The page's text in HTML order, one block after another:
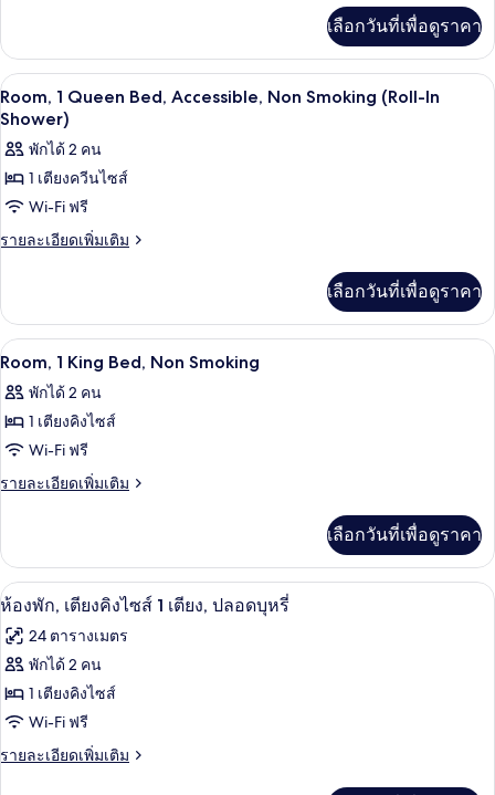
ไซส์
1
เตียง,
พร้อม
สิ่ง
อำนวย
ความ
พิการ,
ปลอด
บุหรี่
(Roll-
In
เกี่ยว
กับ
ห้อง
พัก,
ควีน
ไซส์
เตียง,
พร้อม
สิ่ง
สะดวก
สำหรับ
ผู้
พิการ,
ปลอด
บุหรี่
(Roll-
In
Shower)
เลือกวันที่เพื่อดูราคา
เปิด
ภาพถ่าย
ทั้งหมด
ของ
Room,
1
Accessible,
Non
Smoking
(Roll-
In
Shower)
เตียงพร้อมฟูกเสริมที่นอน, ตู้นิรภัยในห้
16
Room, 1 Queen Bed, Accessible, Non Smoking (Roll-In
Shower)
พักได้ 2 คน
1 เตียงควีนไซส์
Wi-Fi ฟรี
รายละเอียดเพิ่มเติม
ราย
เกี่ยว
กับ
Room,
Queen
Bed,
Non
Smoking
(Roll-
เลือกวันที่เพื่อดูราคา
เปิด
ภาพถ่าย
ทั้งหมด
ของ
Room,
Bed,
Non
Smoking
เตียงพร้อมฟูกเสริมที่นอน, ตู้นิรภัยในห้
15
Room, 1 King Bed, Non Smoking
พักได้ 2 คน
1 เตียงคิงไซส์
Wi-Fi ฟรี
รายละเอียดเพิ่มเติม
ราย
เกี่ยว
กับ
Room,
King
Bed,
Smoking
เลือกวันที่เพื่อดูราคา
เปิด
ภาพถ่าย
ทั้งหมด
ของ
ห้อง
พัก,
ห้องพัก, เตียงคิงไซส์ 1 เตียง, ปลอดบุ
8
ห้องพัก, เตียงคิงไซส์ 1 เตียง, ปลอดบุหรี่
24 ตารางเมตร
พักได้ 2 คน
1 เตียงคิงไซส์
Wi-Fi ฟรี
รายละเอียดเพิ่มเติม
ราย